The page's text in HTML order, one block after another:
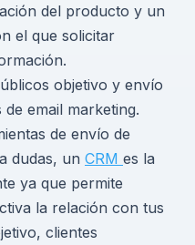
del producto y un
el que solicitar
objetivo y envío
email marketing.
de envío de
dudas, un CRM es la
ya que permite
la relación con tus
clientes